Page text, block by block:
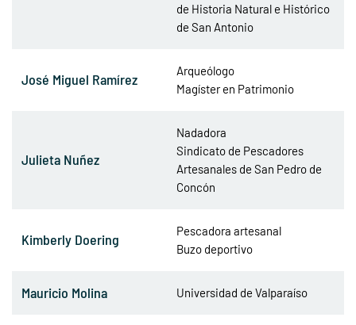
de Historia Natural e Histórico
de San Antonio
José Miguel Ramírez
Arqueólogo
Magíster en Patrimonio
Julieta Nuñez
Nadadora
Sindicato de Pescadores
Artesanales de San Pedro de
Concón
Kimberly Doering
Pescadora artesanal
Buzo deportivo
Mauricio Molina Universidad de Valparaíso